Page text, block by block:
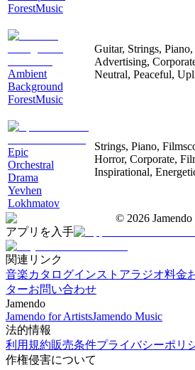
ForestMusic
Ambient
Background
ForestMusic
Guitar, Strings, Piano,
Advertising,
Neutral, Peaceful,
Epic
Orchestral
Drama
Yevhen
Lokhmatov
Strings, Piano,
Horror, Corporate,
Inspirational,
© 2026
アプリを入手
関連リンク
音楽カタログインストアラジオ料金
ターお問い合わせ
Jamendo
Jamendo for ArtistsJamendo Music
法的情報
利用規約販売条件プライバシーポリ
作権侵害について